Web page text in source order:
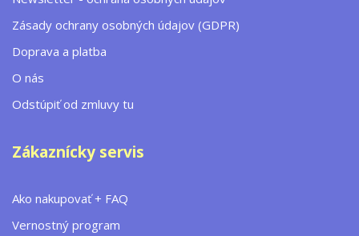
Zásady ochrany osobných údajov (GDPR)
Doprava a platba
O nás
Odstúpiť od zmluvy tu
Zákaznícky servis
Ako nakupovať + FAQ
Vernostný program